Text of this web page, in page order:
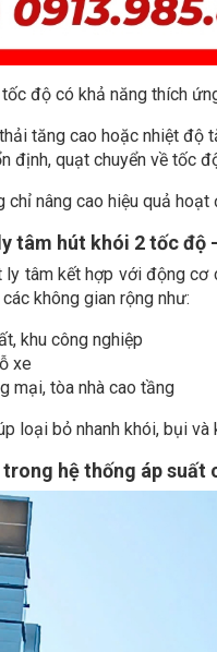
độ có khả năng thích
tăng cao hoặc nhiệt độ
định, quạt chuyển về tốc
chỉ nâng cao hiệu quả
tâm hút khói 2 tốc
ly tâm kết hợp với động
không gian rộng như:
khu công nghiệp
xe
mại, tòa nhà cao tầng
loại bỏ nhanh khói, bụi
hệ thống áp suất